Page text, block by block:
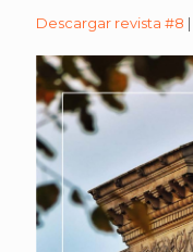
Descargar revista #8 |